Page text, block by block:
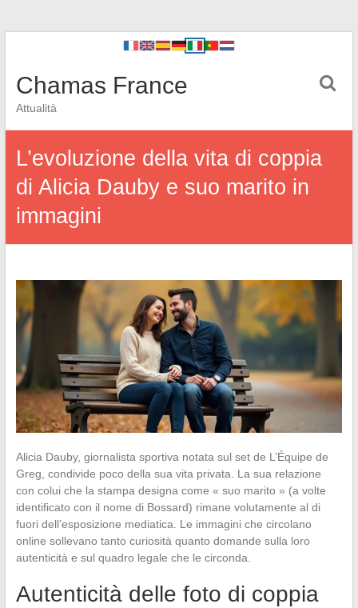
Chamas France
Attualità
L’evoluzione della vita di coppia
di Alicia Dauby e suo marito in
immagini
Alicia Dauby, giornalista sportiva notata sul set de L’Équipe de
Greg, condivide poco della sua vita privata. La sua relazione
con colui che la stampa designa come « suo marito » (a volte
identificato con il nome di Bossard) rimane volutamente al di
fuori dell’esposizione mediatica. Le immagini che circolano
online sollevano tanto curiosità quanto domande sulla loro
autenticità e sul quadro legale che le circonda.
Autenticità delle foto di coppia